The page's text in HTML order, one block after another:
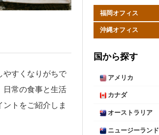
やすくなりがちで
日常の食事と生活
トをご紹介しま
福岡オフィス
沖縄オフィス
国から探す
アメリカ
カナダ
オーストラリア
ニュージーランド